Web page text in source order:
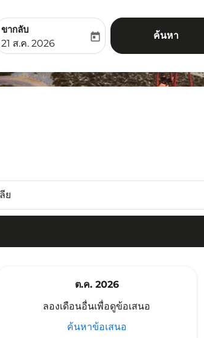
aria-label
ขากลับ
fc-booking-return-date-aria-label
21 ส.ค. 2026
today ค้นหา
ต.ค. 2026
ลองเดือนอื่นเพื่อดูข้อเสนอ
ค้นหาข้อเสนอ